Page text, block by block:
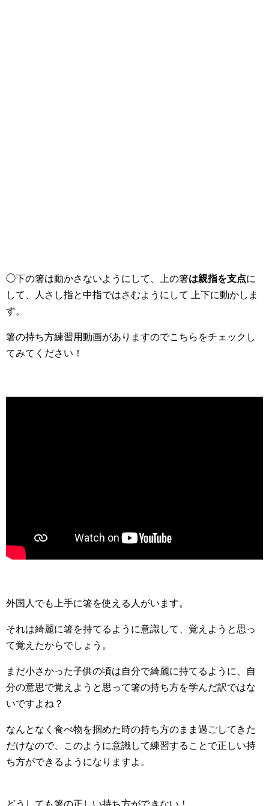
◯下の箸は動かさないようにして、上の箸は親指を支点に
して、人さし指と中指ではさむようにして 上下に動かしま
す。
箸の持ち方練習用動画がありますのでこちらをチェックし
てみてください！
外国人でも上手に箸を使える人がいます。
それは綺麗に箸を持てるように意識して、覚えようと思っ
て覚えたからでしょう。
まだ小さかった子供の頃は自分で綺麗に持てるように、自
分の意思で覚えようと思って箸の持ち方を学んだ訳ではな
いですよね？
なんとなく食べ物を掴めた時の持ち方のまま過ごしてきた
だけなので、このように意識して練習することで正しい持
ち方ができるようになりますよ。
どうしても箸の正しい持ち方ができない！